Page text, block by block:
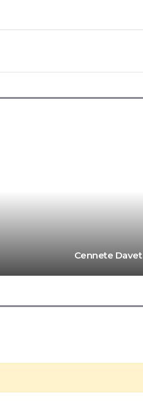
Cennete Davet